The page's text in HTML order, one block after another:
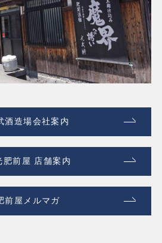
酒造場会社案内
肥前屋 店舗案内
前屋メルマガ